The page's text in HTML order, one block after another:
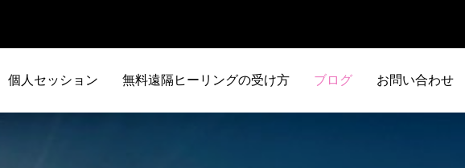
個人セッション 無料遠隔ヒーリングの受け方 ブログ お問い合わせ